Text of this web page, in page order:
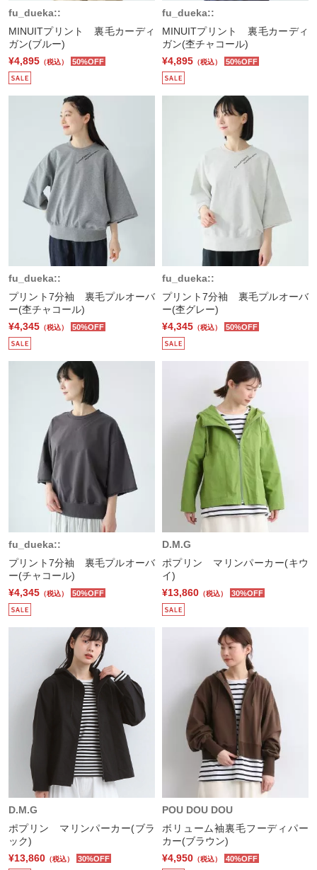
fu_dueka::
MINUITプリント 裏毛カーディ
ガン(ブルー)
¥4,895 （税込） 50%OFF
fu_dueka::
MINUITプリント 裏毛カーディ
ガン(杢チャコール)
¥4,895 （税込） 50%OFF
fu_dueka::
プリント7分袖 裏毛プルオーバ
ー(杢チャコール)
¥4,345 （税込） 50%OFF
fu_dueka::
プリント7分袖 裏毛プルオーバ
ー(杢グレー)
¥4,345 （税込） 50%OFF
fu_dueka::
プリント7分袖 裏毛プルオーバ
ー(チャコール)
¥4,345 （税込） 50%OFF
D.M.G
ポプリン マリンパーカー(キウ
イ)
¥13,860 （税込） 30%OFF
D.M.G
ポプリン マリンパーカー(ブラ
ック)
¥13,860 （税込） 30%OFF
POU DOU DOU
ボリューム袖裏毛フーディパー
カー(ブラウン)
¥4,950 （税込） 40%OFF